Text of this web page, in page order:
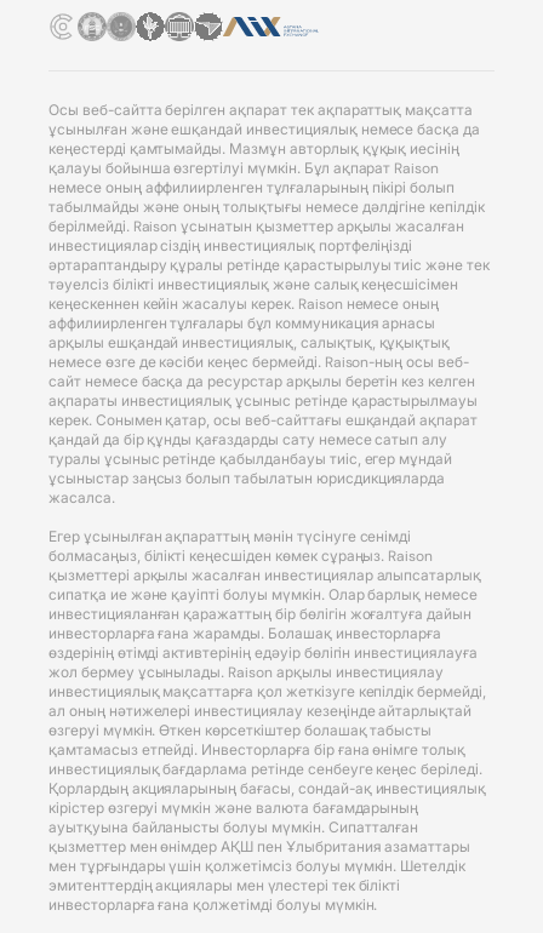
Осы веб-сайтта берілген ақпарат тек ақпараттық мақсатта
ұсынылған және ешқандай инвестициялық немесе басқа да
кеңестерді қамтымайды. Мазмұн авторлық құқық иесінің
қалауы бойынша өзгертілуі мүмкін. Бұл ақпарат Raison
немесе оның аффилиирленген тұлғаларының пікірі болып
табылмайды және оның толықтығы немесе дәлдігіне кепілдік
берілмейді. Raison ұсынатын қызметтер арқылы жасалған
инвестициялар сіздің инвестициялық портфеліңізді
әртараптандыру құралы ретінде қарастырылуы тиіс және тек
тәуелсіз білікті инвестициялық және салық кеңесшісімен
кеңескеннен кейін жасалуы керек. Raison немесе оның
аффилиирленген тұлғалары бұл коммуникация арнасы
арқылы ешқандай инвестициялық, салықтық, құқықтық
немесе өзге де кәсіби кеңес бермейді. Raison-ның осы веб-
сайт немесе басқа да ресурстар арқылы беретін кез келген
ақпараты инвестициялық ұсыныс ретінде қарастырылмауы
керек. Сонымен қатар, осы веб-сайттағы ешқандай ақпарат
қандай да бір құнды қағаздарды сату немесе сатып алу
туралы ұсыныс ретінде қабылданбауы тиіс, егер мұндай
ұсыныстар заңсыз болып табылатын юрисдикцияларда
жасалса.
Егер ұсынылған ақпараттың мәнін түсінуге сенімді
болмасаңыз, білікті кеңесшіден көмек сұраңыз. Raison
қызметтері арқылы жасалған инвестициялар алыпсатарлық
сипатқа ие және қауіпті болуы мүмкін. Олар барлық немесе
инвестицияланған қаражаттың бір бөлігін жоғалтуға дайын
инвесторларға ғана жарамды. Болашақ инвесторларға
өздерінің өтімді активтерінің едәуір бөлігін инвестициялауға
жол бермеу ұсынылады. Raison арқылы инвестициялау
инвестициялық мақсаттарға қол жеткізуге кепілдік бермейді,
ал оның нәтижелері инвестициялау кезеңінде айтарлықтай
өзгеруі мүмкін. Өткен көрсеткіштер болашақ табысты
қамтамасыз етпейді. Инвесторларға бір ғана өнімге толық
инвестициялық бағдарлама ретінде сенбеуге кеңес беріледі.
Қорлардың акцияларының бағасы, сондай-ақ инвестициялық
кірістер өзгеруі мүмкін және валюта бағамдарының
ауытқуына байланысты болуы мүмкін. Сипатталған
қызметтер мен өнімдер АҚШ пен Ұлыбритания азаматтары
мен тұрғындары үшін қолжетімсіз болуы мүмкін. Шетелдік
эмитенттердің акциялары мен үлестері тек білікті
инвесторларға ғана қолжетімді болуы мүмкін.